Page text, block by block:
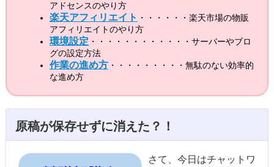
アドセンスのやり方
楽天アフィリエイト ・・・・・・楽天市場の物販
アフィリエイトのやり方
環境設定 ・・・・・・・・・・・・サーバーやブロ
グの設定方法
作業の進め方・・・・・・・・・無駄のない効率的
な進め方
原稿が保存せずに消えた？！
さて、今日はチャットワ